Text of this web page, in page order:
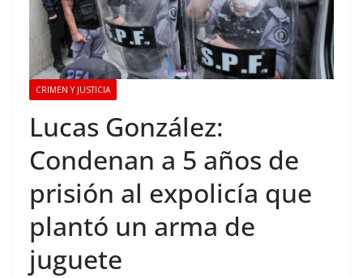
CRIMEN Y JUSTICIA
Lucas González:
Condenan a 5 años de
prisión al expolicía que
plantó un arma de
juguete